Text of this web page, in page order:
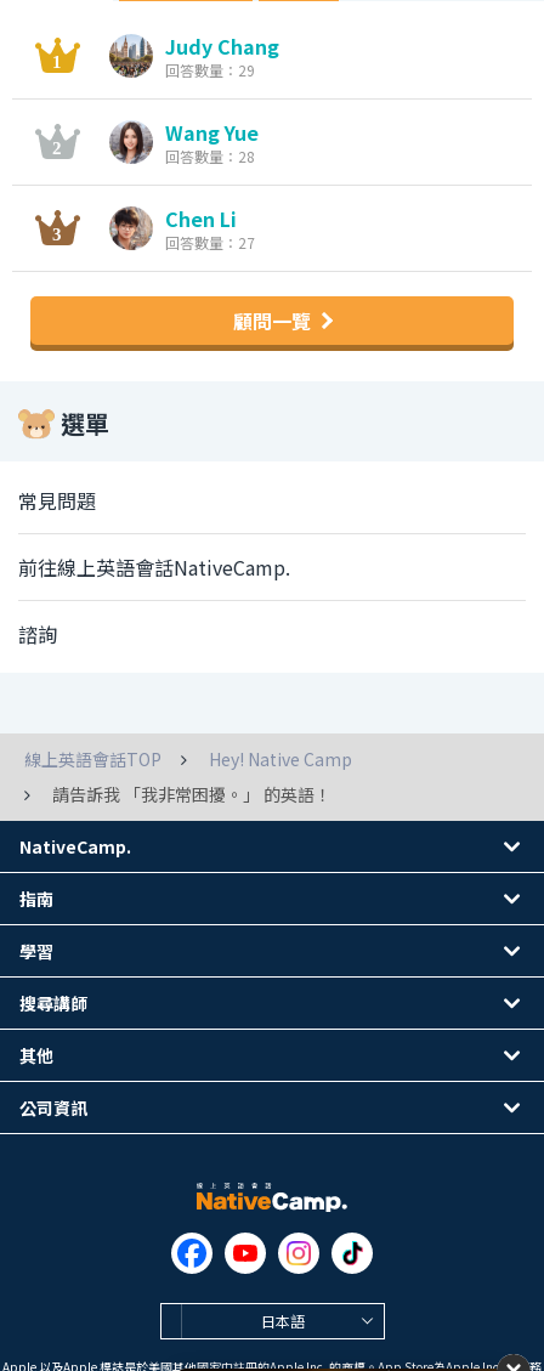
Judy Chang
回答數量：29
Wang Yue
回答數量：28
Chen Li
回答數量：27
顧問一覽
選單
常見問題
前往線上英語會話NativeCamp.
諮詢
線上英語會話TOP
Hey! Native Camp
請告訴我 「我非常困擾。」 的英語！
日本語
Apple 以及Apple 標誌是於美國其他國家中註冊的Apple Inc. 的商標。App Store為Apple Inc. 的服務
NativeCamp.
指南
學習
搜尋講師
其他
公司資訊